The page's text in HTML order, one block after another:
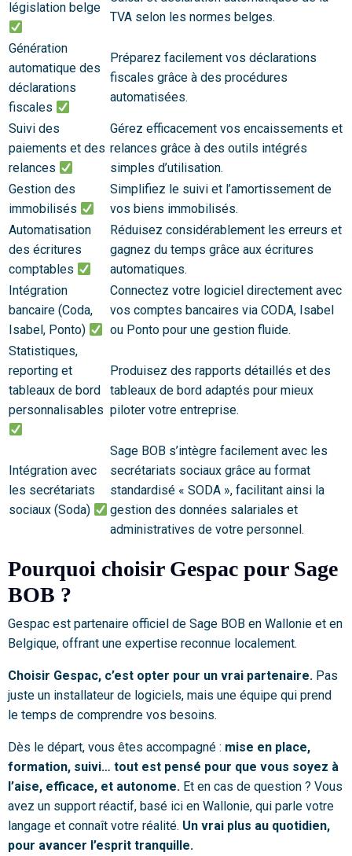
législation belge
TVA selon les normes belges.
Génération
automatique des
déclarations
fiscales
Préparez facilement vos déclarations
fiscales grâce à des procédures
automatisées.
Suivi des
paiements et des
relances
Gérez efficacement vos encaissements et
relances grâce à des outils intégrés
simples d’utilisation.
Gestion des
immobilisés
Simplifiez le suivi et l’amortissement de
vos biens immobilisés.
Automatisation
des écritures
comptables
Réduisez considérablement les erreurs et
gagnez du temps grâce aux écritures
automatiques.
Intégration
bancaire (Coda,
Isabel, Ponto)
Connectez votre logiciel directement avec
vos comptes bancaires via CODA, Isabel
ou Ponto pour une gestion fluide.
Statistiques,
reporting et
tableaux de bord
personnalisables
Produisez des rapports détaillés et des
tableaux de bord adaptés pour mieux
piloter votre entreprise.
Intégration avec
les secrétariats
sociaux (Soda)
Sage BOB s’intègre facilement avec les
secrétariats sociaux grâce au format
standardisé « SODA », facilitant ainsi la
gestion des données salariales et
administratives de votre personnel.
Pourquoi choisir Gespac pour Sage
BOB ?
Gespac est partenaire officiel de Sage BOB en Wallonie et en
Belgique, offrant une expertise reconnue localement.
Choisir Gespac, c’est opter pour un vrai partenaire. Pas
juste un installateur de logiciels, mais une équipe qui prend
le temps de comprendre vos besoins.
Dès le départ, vous êtes accompagné : mise en place,
formation, suivi… tout est pensé pour que vous soyez à
l’aise, efficace, et autonome. Et en cas de question ? Vous
avez un support réactif, basé ici en Wallonie, qui parle votre
langage et connaît votre réalité. Un vrai plus au quotidien,
pour avancer l’esprit tranquille.